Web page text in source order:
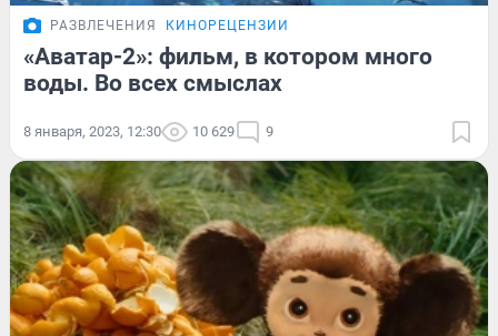
РАЗВЛЕЧЕНИЯ КИНОРЕЦЕНЗИИ
«Аватар-2»: фильм, в котором много
воды. Во всех смыслах
8 января, 2023, 12:30 10 629 9